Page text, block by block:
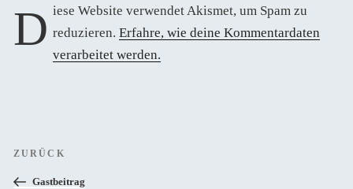
Diese Website verwendet Akismet, um Spam zu reduzieren.Erfahre, wie deine Kommentardaten
verarbeitet werden.
Beitragsnavigation
Vorheriger
Beitrag
ZURÜCK
Gastbeitrag